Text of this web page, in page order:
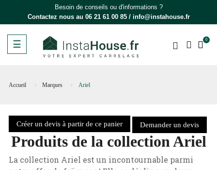
Besoin de conseils ou d'informations ?
Contactez nous au 06 21 61 00 85/ info@instahouse.fr
Basculer
la
☰ 0
Accueil Marques Ariel
Créer un devis à partir de ce panier Demander un devis
Produits de la collection Ariel
La collection Ariel est un incontournable parmi